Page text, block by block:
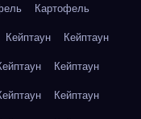
Картофель
Кейптаун
Кейптаун
Кейптаун
Кейптаун